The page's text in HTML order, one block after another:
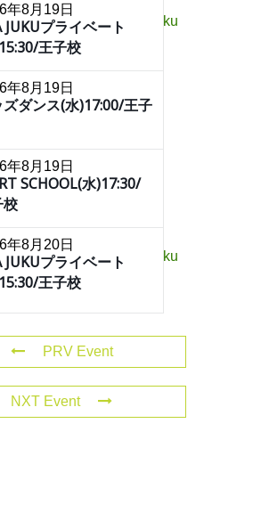
年8月19日
JUKUプライベート
王子校
年8月19日
ズダンス(水)17:00/王子
年8月19日
SCHOOL(水)17:30/
校
年8月20日
JUKUプライベート
王子校
PRV Event
NXT Event